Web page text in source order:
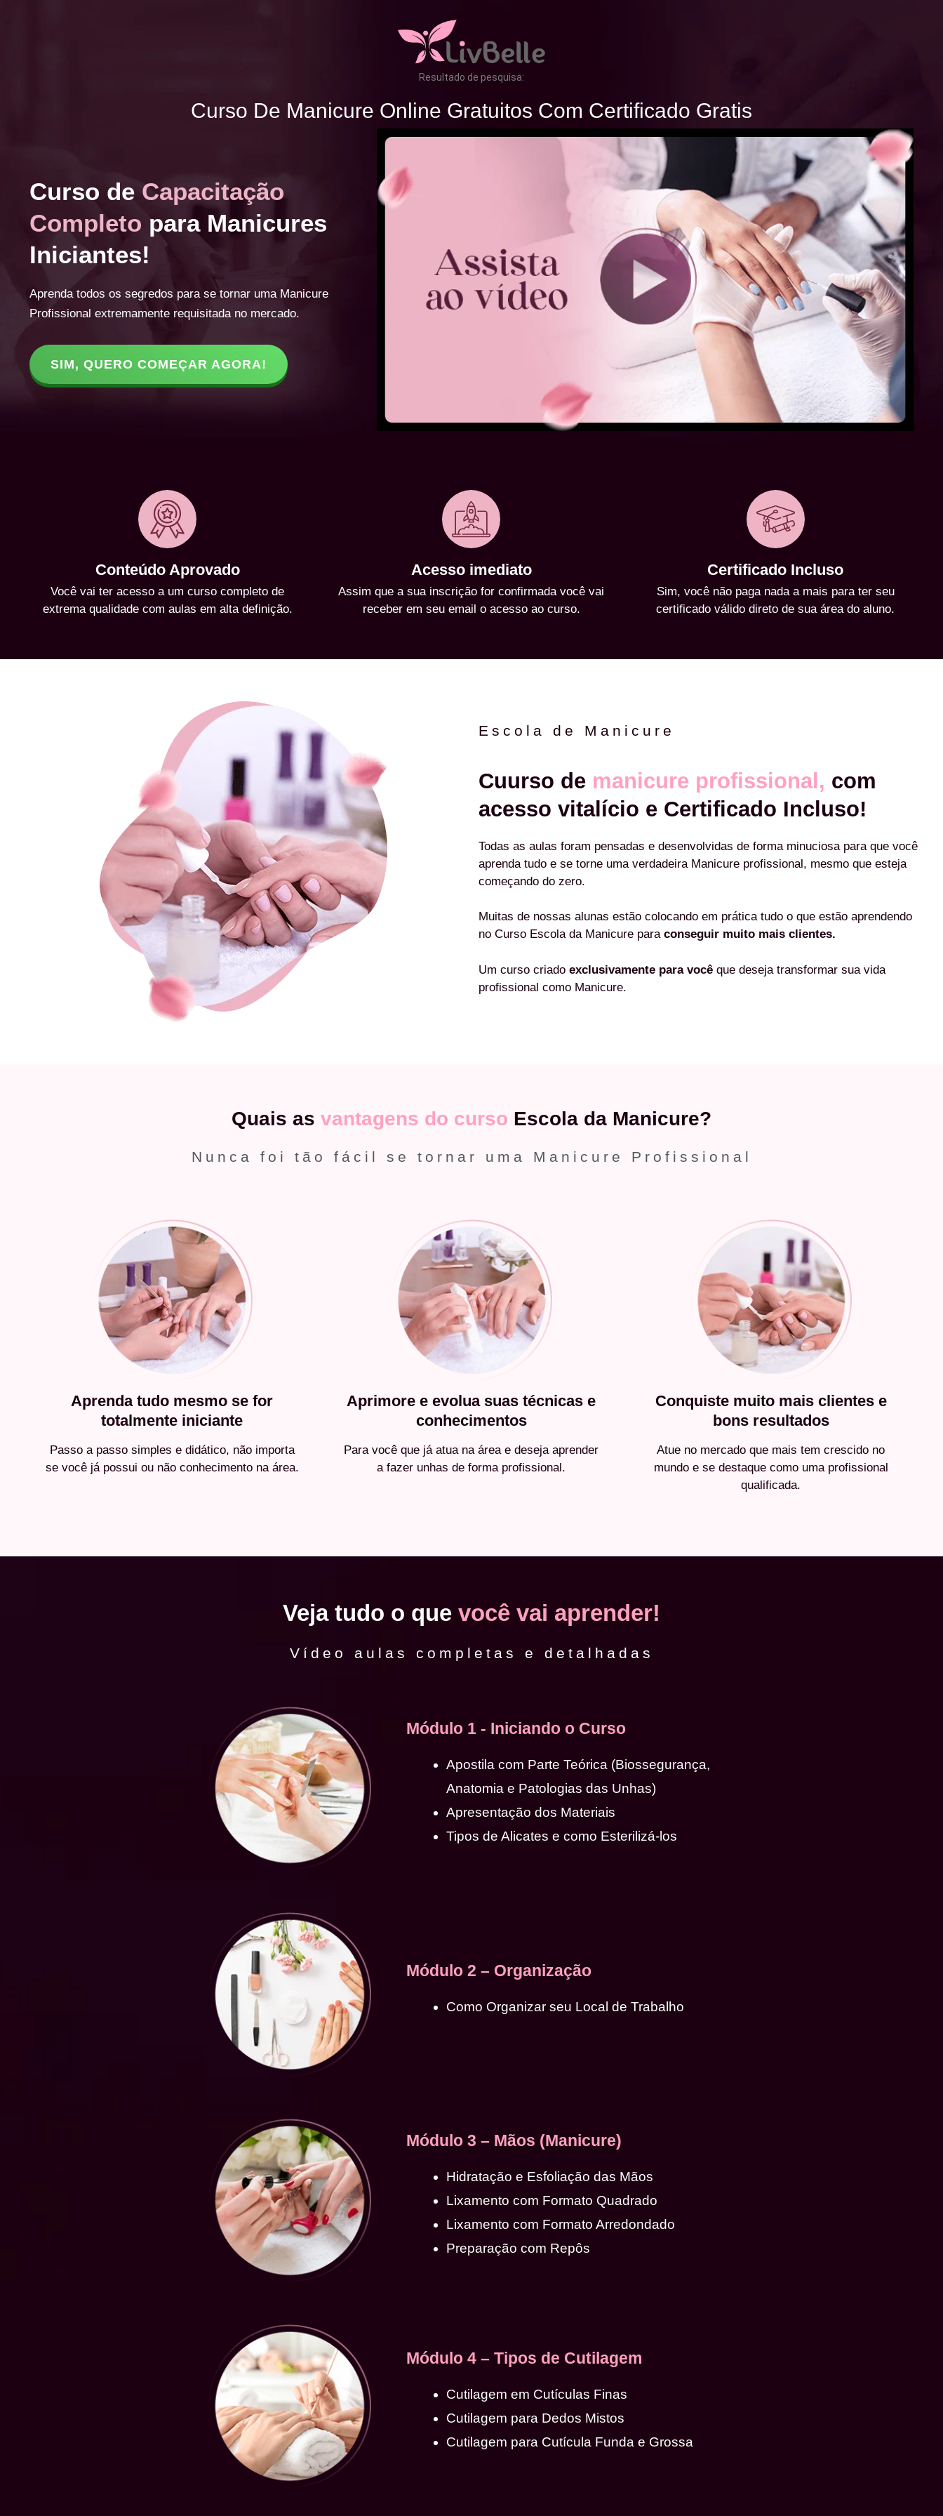
Resultado de pesquisa:
Curso De Manicure Online Gratuitos Com Certificado Gratis
Curso de Capacitação
Completo para Manicures
Iniciantes!
Aprenda todos os segredos para se tornar uma Manicure
Profissional extremamente requisitada no mercado.
SIM, QUERO COMEÇAR AGORA!
Conteúdo Aprovado
Você vai ter acesso a um curso completo de
extrema qualidade com aulas em alta definição.
Acesso imediato
Assim que a sua inscrição for confirmada você vai
receber em seu email o acesso ao curso.
Certificado Incluso
Sim, você não paga nada a mais para ter seu
certificado válido direto de sua área do aluno.
Escola de Manicure
Cuurso de manicure profissional, com
acesso vitalício e Certificado Incluso!
Todas as aulas foram pensadas e desenvolvidas de forma minuciosa para que você
aprenda tudo e se torne uma verdadeira Manicure profissional, mesmo que esteja
começando do zero.
Muitas de nossas alunas estão colocando em prática tudo o que estão aprendendo
no Curso Escola da Manicure para conseguir muito mais clientes.
Um curso criado exclusivamente para você que deseja transformar sua vida
profissional como Manicure.
Quais as vantagens do curso Escola da Manicure?
Nunca foi tão fácil se tornar uma Manicure Profissional
Aprenda tudo mesmo se for
totalmente iniciante
Passo a passo simples e didático, não importa
se você já possui ou não conhecimento na área.
Aprimore e evolua suas técnicas e
conhecimentos
Para você que já atua na área e deseja aprender
a fazer unhas de forma profissional.
Conquiste muito mais clientes e
bons resultados
Atue no mercado que mais tem crescido no
mundo e se destaque como uma profissional
qualificada.
Veja tudo o que você vai aprender!
Vídeo aulas completas e detalhadas
Módulo 1 - Iniciando o Curso
Apostila com Parte Teórica (Biossegurança,
Anatomia e Patologias das Unhas)
Apresentação dos Materiais
Tipos de Alicates e como Esterilizá-los
Módulo 2 – Organização
Como Organizar seu Local de Trabalho
Módulo 3 – Mãos (Manicure)
Hidratação e Esfoliação das Mãos
Lixamento com Formato Quadrado
Lixamento com Formato Arredondado
Preparação com Repôs
Módulo 4 – Tipos de Cutilagem
Cutilagem em Cutículas Finas
Cutilagem para Dedos Mistos
Cutilagem para Cutícula Funda e Grossa